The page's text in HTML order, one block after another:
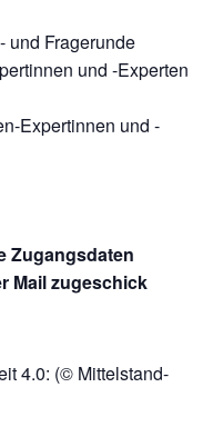
und Fragerunde
und -Experten
Expertinnen und -
Zugangsdaten
Mail zugeschick
4.0: (© Mittelstand-